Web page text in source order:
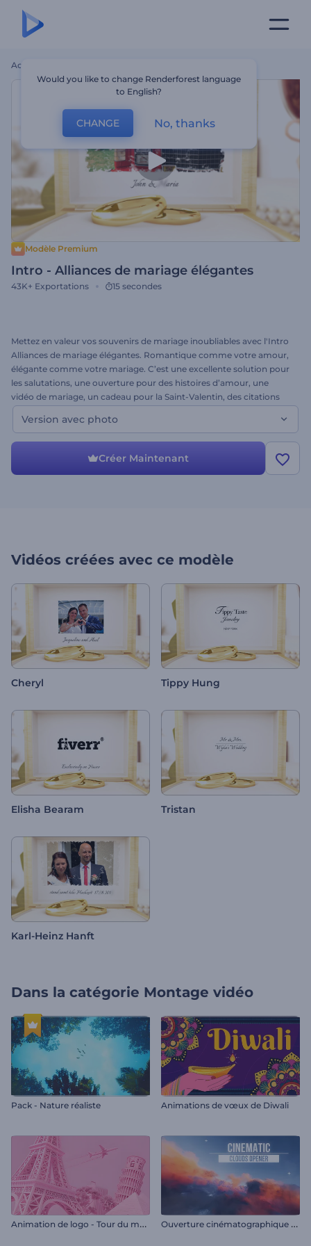
Accueil
Modèle Premium
Intro - Alliances de mariage élégantes
43K+ Exportations 15 secondes
Mettez en valeur vos souvenirs de mariage inoubliables avec l'Intro
Alliances de mariage élégantes. Romantique comme votre amour,
élégante comme votre mariage. C’est une excellente solution pour
les salutations, une ouverture pour des histoires d’amour, une
vidéo de mariage, un cadeau pour la Saint-Valentin, des citations
d'amour, etc. Il suffit de modifier votre beau texte, d'ajouter la
musique et de cliquer sur "Rendre". Créez des souvenirs pour toute
Version avec photo
Créer Maintenant
Vidéos créées avec ce modèle
Cheryl Tippy Hung
Elisha Bearam Tristan
Karl-Heinz Hanft
Dans la catégorie Montage vidéo
Pack - Nature réaliste Animations de vœux de Diwali
A
nimation de logo - Tour du monde O
uverture cinématographique en nuages
Would you like to change Renderforest language
to English?
CHANGE No, thanks